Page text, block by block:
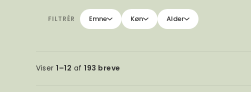
Emne Køn Alder
Viser 1–12 af 193 breve